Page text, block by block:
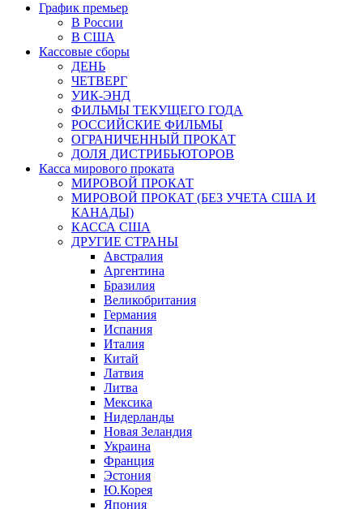
График премьер
В России
В США
Кассовые сборы
ДЕНЬ
ЧЕТВЕРГ
УИК-ЭНД
ФИЛЬМЫ ТЕКУЩЕГО ГОДА
РОССИЙСКИЕ ФИЛЬМЫ
ОГРАНИЧЕННЫЙ ПРОКАТ
ДОЛЯ ДИСТРИБЬЮТОРОВ
Касса мирового проката
МИРОВОЙ ПРОКАТ
МИРОВОЙ ПРОКАТ (БЕЗ УЧЕТА США И
КАНАДЫ)
КАССА США
ДРУГИЕ СТРАНЫ
Австралия
Аргентина
Бразилия
Великобритания
Германия
Испания
Италия
Китай
Латвия
Литва
Мексика
Нидерланды
Новая Зеландия
Украина
Франция
Эстония
Ю.Корея
Япония